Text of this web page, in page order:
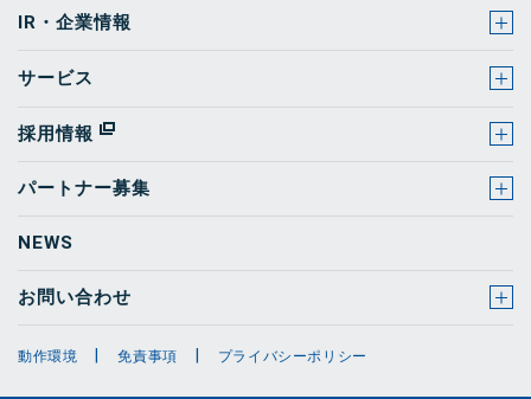
IR・企業情報
サービス
採用情報
パートナー募集
NEWS
お問い合わせ
動作環境 免責事項 プライバシーポリシー